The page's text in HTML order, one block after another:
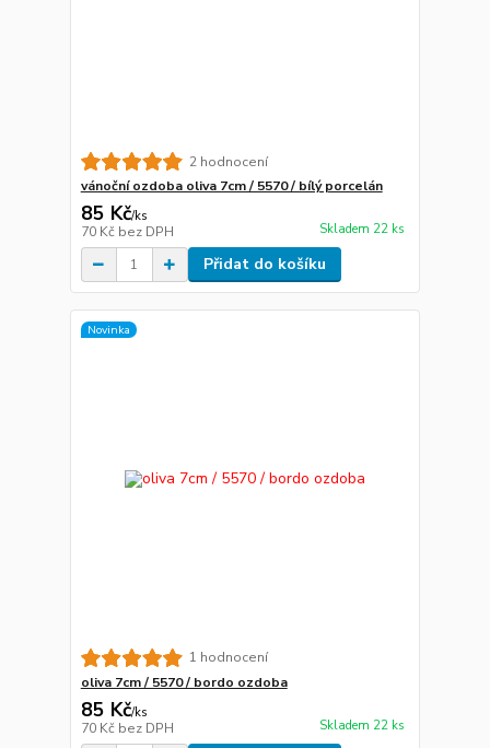
2 hodnocení
vánoční ozdoba oliva 7cm / 5570 / bílý porcelán
85 Kč/ks
70 Kč bez DPH Skladem 22 ks
Přidat do košíku
Novinka
1 hodnocení
oliva 7cm / 5570 / bordo ozdoba
85 Kč/ks
70 Kč bez DPH Skladem 22 ks